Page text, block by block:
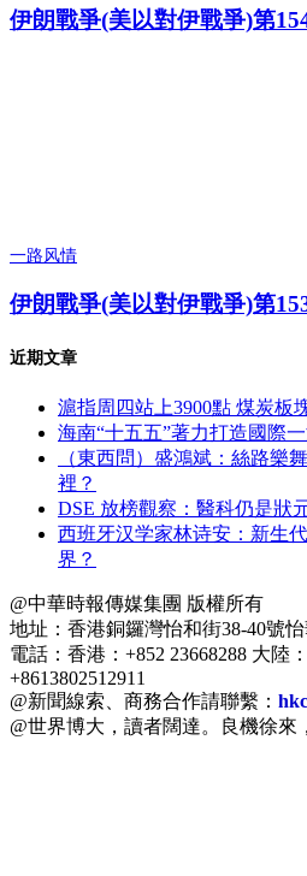
伊朗戰爭(美以對伊戰爭)第
一路风情
伊朗戰爭(美以對伊戰爭)第
近期文章
滬指周四站上3900點 煤炭板
海南“十五五”著力打造國際
（東西問）盛鴻斌：絲路樂
裡？
DSE 放榜觀察：醫科仍是狀
西班牙汉学家林诗安：新生
界？
@中華時報傳媒集團 版權所有
地址：香港銅鑼灣怡和街38-40號
電話：香港：+852 23668288 大陸：
+8613802512911
@新聞線索、商務合作請聯繫：
@世界博大，讀者闊達。良機徐來